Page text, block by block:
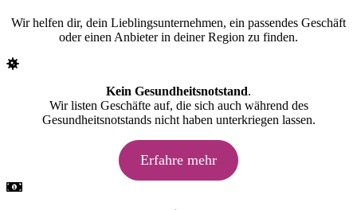
Wir helfen dir, dein Lieblingsunternehmen, ein passendes Geschäft
oder einen Anbieter in deiner Region zu finden.
Kein Gesundheitsnotstand.
Wir listen Geschäfte auf, die sich auch während des
Gesundheitsnotstands nicht haben unterkriegen lassen.
Erfahre mehr